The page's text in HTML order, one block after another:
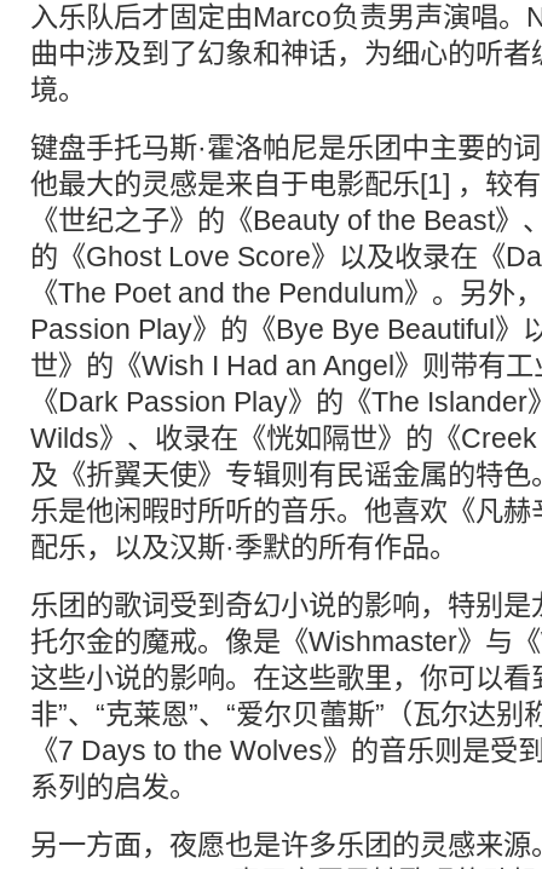
入乐队后才固定由Marco负责男声演唱。
曲中涉及到了幻象和神话，为细心的听
境。
键盘手托马斯·霍洛帕尼是乐团中主要的
他最大的灵感是来自于电影配乐[1] ，较
《世纪之子》的《Beauty of the Beast》
的《Ghost Love Score》以及收录在《
《The Poet and the Pendulum》。另外
Passion Play》的《Bye Bye Beautiful》
世》的《Wish I Had an Angel》则带有
《Dark Passion Play》的《The Islander
Wilds》、收录在《恍如隔世》的《
及《折翼天使》专辑则有民谣金属的特
乐是他闲暇时所听的音乐。他喜欢《凡
配乐，以及汉斯·季默的所有作品。
乐团的歌词受到奇幻小说的影响，特别是
托尔金的魔戒。像是《Wishmaster》与
这些小说的影响。在这些歌里，你可以看
非”、“克莱恩”、“爱尔贝蕾斯”（瓦尔达
《7 Days to the Wolves》的音乐则是受
系列的启发。
另一方面，夜愿也是许多乐团的灵感来源